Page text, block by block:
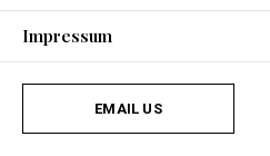
Impressum
EMAIL US